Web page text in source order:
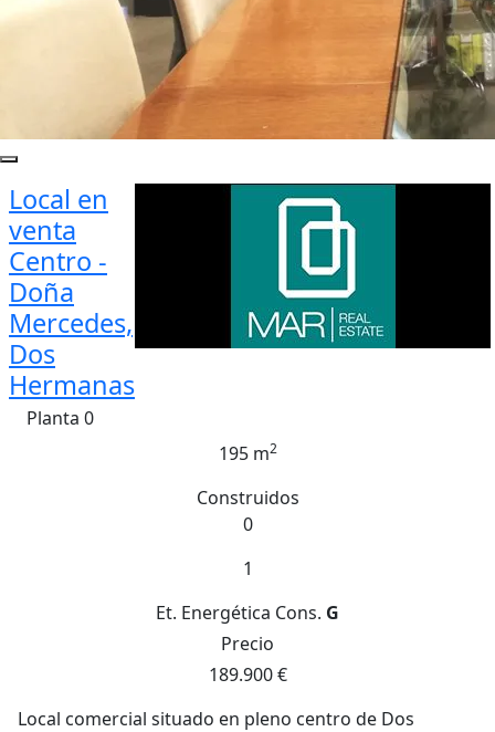
Local en
venta
Centro -
Doña
Mercedes,
Dos
Hermanas
Planta 0
195 m2
Construidos
0
1
Et. Energética Cons. G
Precio
189.900 €
Local comercial situado en pleno centro de Dos